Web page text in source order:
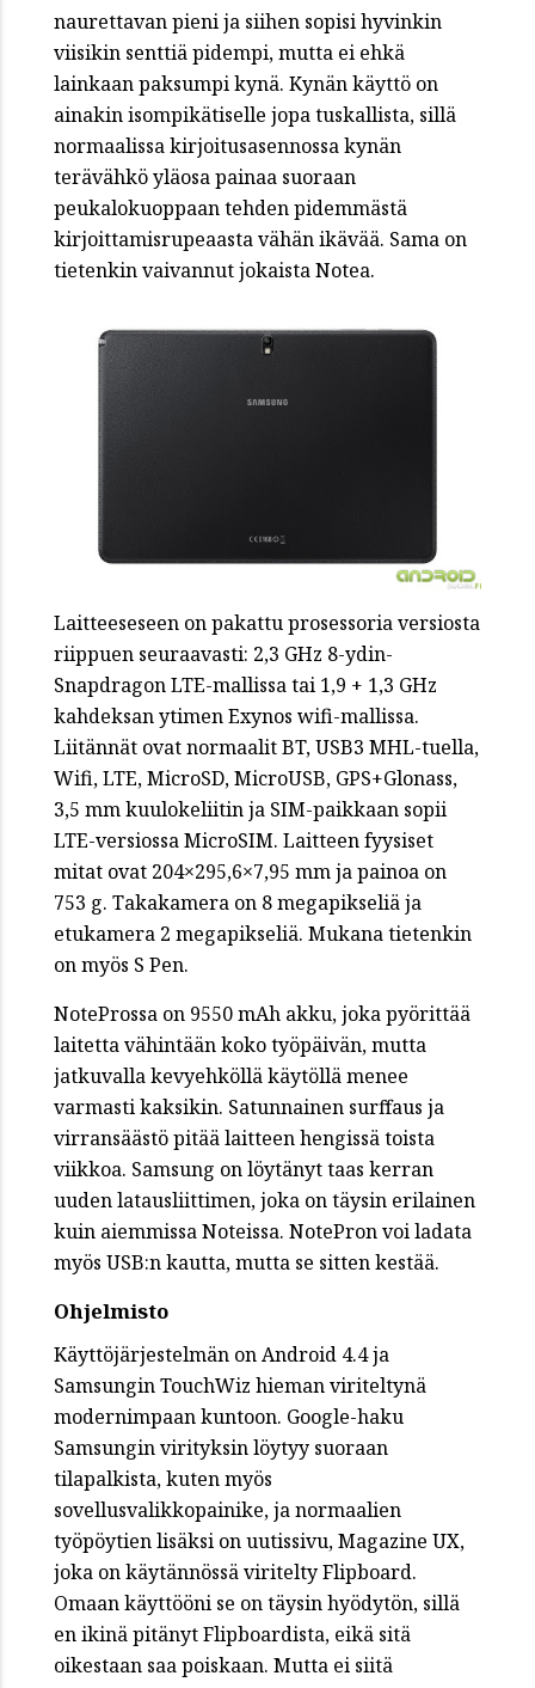
naurettavan pieni ja siihen sopisi hyvinkin
viisikin senttiä pidempi, mutta ei ehkä
lainkaan paksumpi kynä. Kynän käyttö on
ainakin isompikätiselle jopa tuskallista, sillä
normaalissa kirjoitusasennossa kynän
terävähkö yläosa painaa suoraan
peukalokuoppaan tehden pidemmästä
kirjoittamisrupeaasta vähän ikävää. Sama on
tietenkin vaivannut jokaista Notea.
Laitteeseseen on pakattu prosessoria versiosta
riippuen seuraavasti: 2,3 GHz 8-ydin-
Snapdragon LTE-mallissa tai 1,9 + 1,3 GHz
kahdeksan ytimen Exynos wifi-mallissa.
Liitännät ovat normaalit BT, USB3 MHL-tuella,
Wifi, LTE, MicroSD, MicroUSB, GPS+Glonass,
3,5 mm kuulokeliitin ja SIM-paikkaan sopii
LTE-versiossa MicroSIM. Laitteen fyysiset
mitat ovat 204×295,6×7,95 mm ja painoa on
753 g. Takakamera on 8 megapikseliä ja
etukamera 2 megapikseliä. Mukana tietenkin
on myös S Pen.
NoteProssa on 9550 mAh akku, joka pyörittää
laitetta vähintään koko työpäivän, mutta
jatkuvalla kevyehköllä käytöllä menee
varmasti kaksikin. Satunnainen surffaus ja
virransäästö pitää laitteen hengissä toista
viikkoa. Samsung on löytänyt taas kerran
uuden latausliittimen, joka on täysin erilainen
kuin aiemmissa Noteissa. NotePron voi ladata
myös USB:n kautta, mutta se sitten kestää.
Ohjelmisto
Käyttöjärjestelmän on Android 4.4 ja
Samsungin TouchWiz hieman viriteltynä
modernimpaan kuntoon. Google-haku
Samsungin virityksin löytyy suoraan
tilapalkista, kuten myös
sovellusvalikkopainike, ja normaalien
työpöytien lisäksi on uutissivu, Magazine UX,
joka on käytännössä viritelty Flipboard.
Omaan käyttööni se on täysin hyödytön, sillä
en ikinä pitänyt Flipboardista, eikä sitä
oikestaan saa poiskaan. Mutta ei siitä